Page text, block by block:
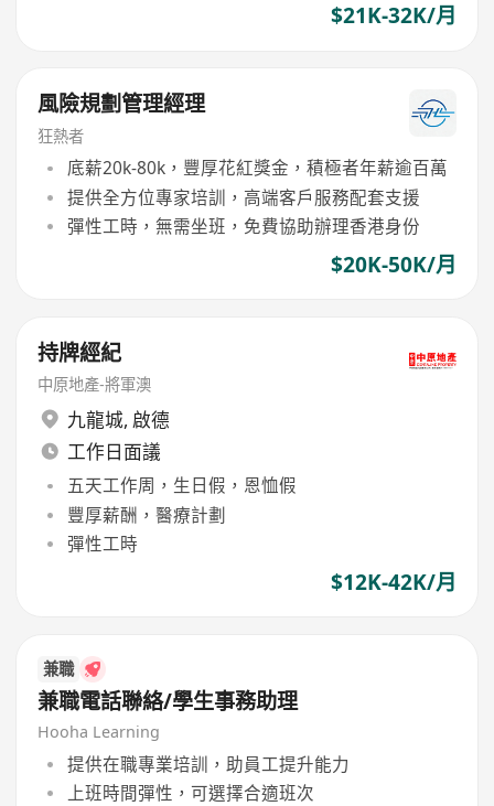
$21K-32K/月
風險規劃管理經理
狂熱者
底薪20k-80k，豐厚花紅獎金，積極者年薪逾百萬
提供全方位專家培訓，高端客戶服務配套支援
彈性工時，無需坐班，免費協助辦理香港身份
$20K-50K/月
持牌經紀
中原地產-將軍澳
九龍城, 啟德
工作日面議
五天工作周，生日假，恩恤假
豐厚薪酬，醫療計劃
彈性工時
$12K-42K/月
兼職
兼職電話聯絡/學生事務助理
Hooha Learning
提供在職專業培訓，助員工提升能力
上班時間彈性，可選擇合適班次